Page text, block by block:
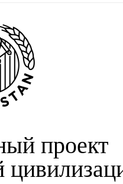
проект